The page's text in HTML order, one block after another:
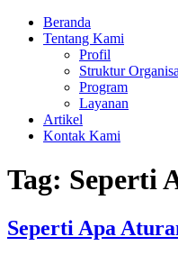
Beranda
Tentang Kami
Profil
Struktur
Program
Layanan
Artikel
Kontak Kami
Tag: Seperti
Seperti Apa